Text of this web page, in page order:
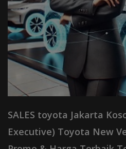
SALES toyota Jakarta
Executive) Toyota New